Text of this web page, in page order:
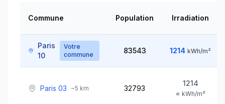
Commune Population Irradiation
Paris
10
Votre
commune
83543 1214 kWh/m²
Paris 03 ~5 km 32793
1214
= kWh/m²